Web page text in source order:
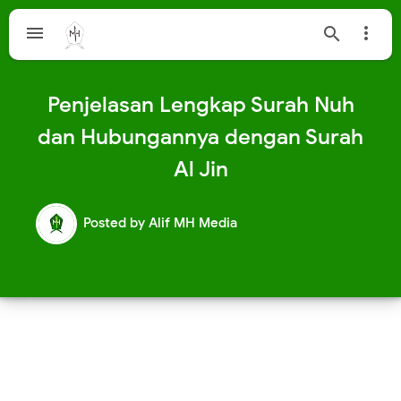
  
Penjelasan Lengkap Surah Nuh
dan Hubungannya dengan Surah
Al Jin
Posted by Alif MH Media